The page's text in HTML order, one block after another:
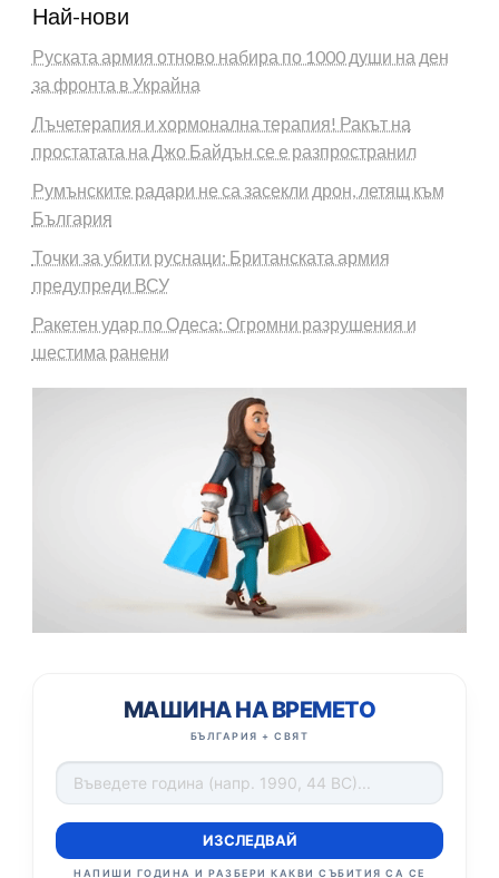
Най-нови
Руската армия отново набира по 1000 души на ден
за фронта в Украйна
Лъчетерапия и хормонална терапия! Ракът на
простатата на Джо Байдън се е разпространил
Румънските радари не са засекли дрон, летящ към
България
Точки за убити руснаци: Британската армия
предупреди ВСУ
Ракетен удар по Одеса: Огромни разрушения и
шестима ранени
МАШИНА НА ВРЕМЕТО
БЪЛГАРИЯ + СВЯТ
ИЗСЛЕДВАЙ
НАПИШИ ГОДИНА И РАЗБЕРИ КАКВИ СЪБИТИЯ СА СЕ